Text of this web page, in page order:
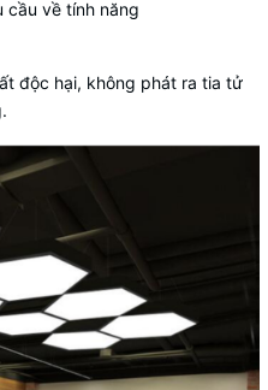
cầu về tính năng
độc hại, không phát ra tia tử